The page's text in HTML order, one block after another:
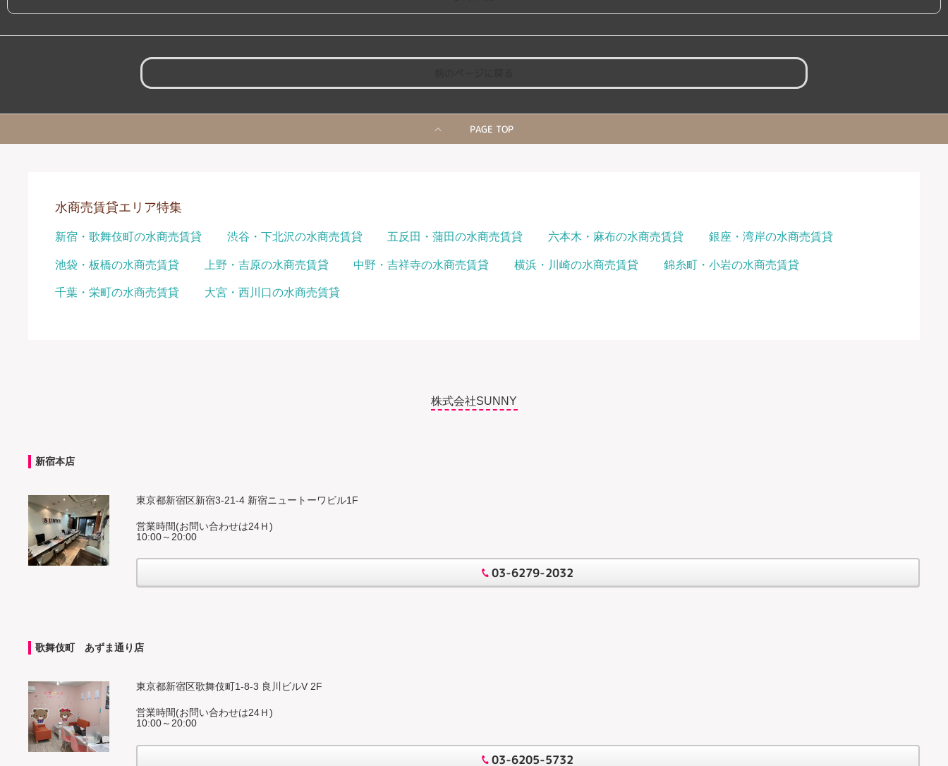
PAGE TOP
水商売賃貸エリア特集
新宿・歌舞伎町の水商売賃貸 渋谷・下北沢の水商売賃貸 五反田・蒲田の水商売賃貸 六本木・麻布の水商売賃貸 銀座・湾岸の水商売賃貸
池袋・板橋の水商売賃貸 上野・吉原の水商売賃貸 中野・吉祥寺の水商売賃貸 横浜・川崎の水商売賃貸 錦糸町・小岩の水商売賃貸
千葉・栄町の水商売賃貸 大宮・西川口の水商売賃貸
株式会社SUNNY
新宿本店
東京都新宿区新宿3-21-4 新宿ニュートーワビル1F
営業時間(お問い合わせは24Ｈ)
10:00～20:00
03-6279-2032
歌舞伎町 あずま通り店
東京都新宿区歌舞伎町1-8-3 良川ビルV 2F
営業時間(お問い合わせは24Ｈ)
10:00～20:00
03-6205-5732